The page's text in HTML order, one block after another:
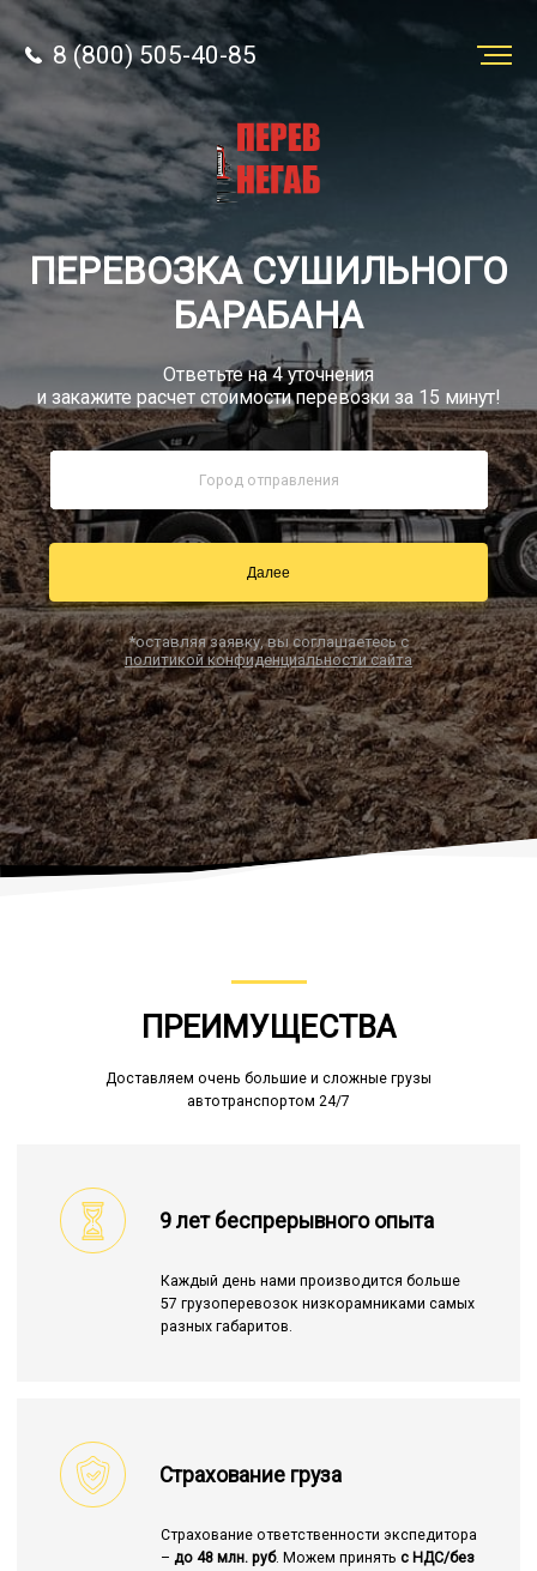
8 (800) 505-40-85
Звонок по РФ бесплатно
sale@simtruck-negabarit.ru
Заказать звонок
Заказать
перевозку
Грузы
8 (800) 505-40-85
ПЕРЕВОЗКА СУШИЛЬНОГО
БАРАБАНА
Ответьте на 4 уточнения
и закажите расчет стоимости перевозки за 15 минут!
Далее
*оставляя заявку, вы соглашаетесь с
политикой конфиденциальности сайта
ПРЕИМУЩЕСТВА
Доставляем очень большие и сложные грузы
автотранспортом 24/7
9 лет беспрерывного опыта
Каждый день нами производится больше
57 грузоперевозок низкорамниками самых
разных габаритов.
Страхование груза
Страхование ответственности экспедитора
– до 48 млн. руб. Можем принять с НДС/без